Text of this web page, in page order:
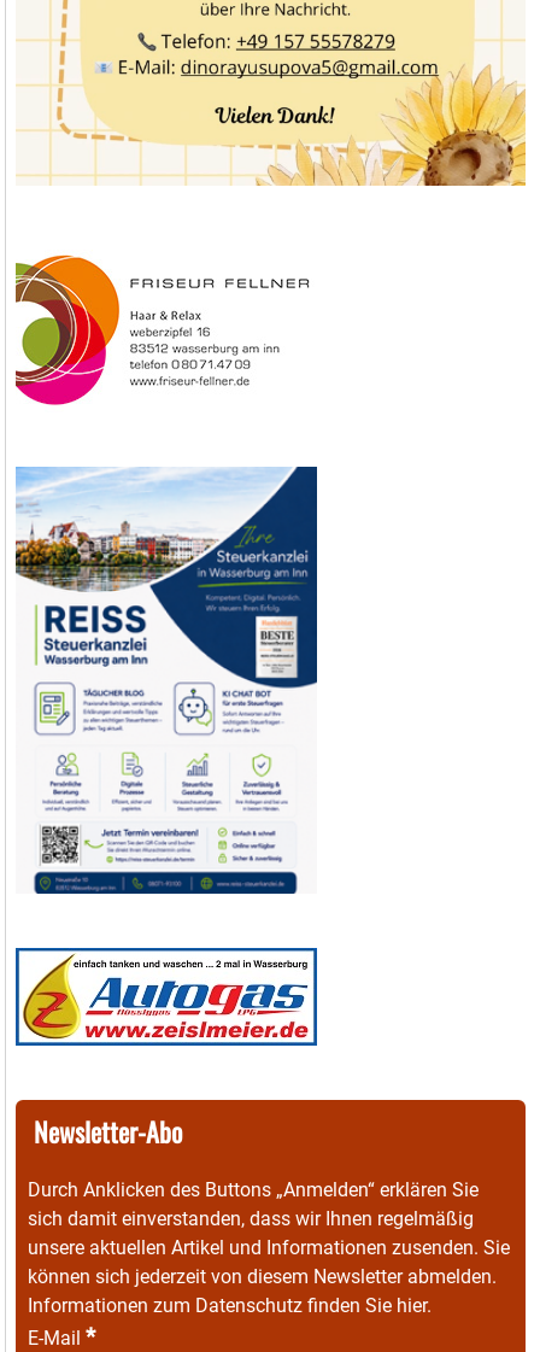
Newsletter-Abo
Durch Anklicken des Buttons „Anmelden“ erklären Sie
sich damit einverstanden, dass wir Ihnen regelmäßig
unsere aktuellen Artikel und Informationen zusenden. Sie
können sich jederzeit von diesem Newsletter abmelden.
Informationen zum Datenschutz finden Sie hier.
E-Mail *